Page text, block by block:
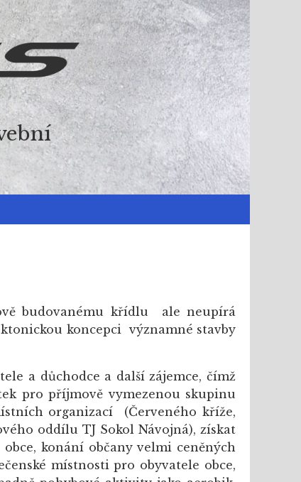
budovanému křídlu ale neupírá
koncepci významné stavby
a důchodce a další zájemce, čímž
pro příjmově vymezenou skupinu
organizací (Červeného kříže,
oddílu TJ Sokol Návojná), získat
konání občany velmi ceněných
místnosti pro obyvatele obce,